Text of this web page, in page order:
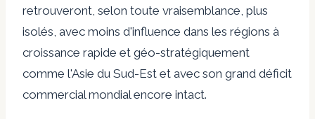
retrouveront, selon toute vraisemblance, plus
isolés, avec moins d'influence dans les régions à
croissance rapide et géo-stratégiquement
comme l'Asie du Sud-Est et avec son grand déficit
commercial mondial encore intact.